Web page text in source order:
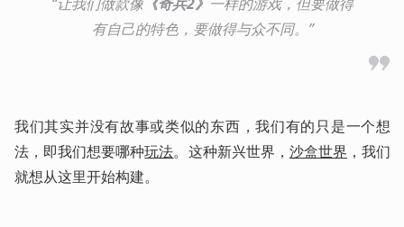
有自己的特色，要做得与众不同。”
我们其实并没有故事或类似的东西，我们有的只是一个想
法，即我们想要哪种玩法。这种新兴世界， 沙盒世界 ，我们
就想从这里开始构建。